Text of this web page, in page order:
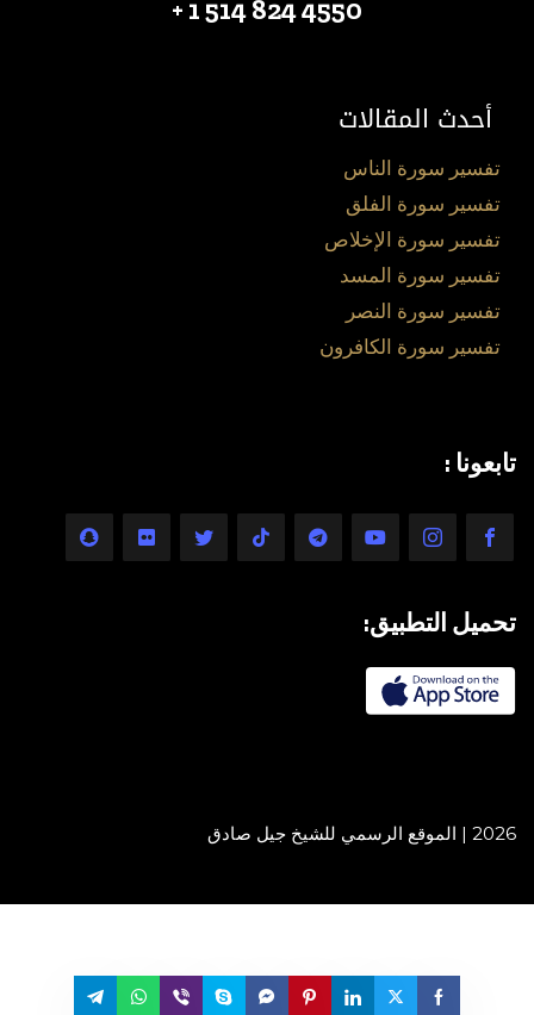
4550 824 514 1 +
أحدث المقالات
تفسير سورة الناس
تفسير سورة الفلق
تفسير سورة الإخلاص
تفسير سورة المسد
تفسير سورة النصر
تفسير سورة الكافرون
تابعونا :
تحميل التطبيق:
2026 | الموقع الرسمي للشيخ جيل صادق